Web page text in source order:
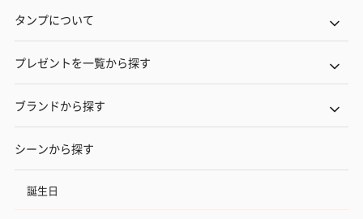
タンプについて
プレゼントを一覧から探す
ブランドから探す
シーンから探す
誕生日